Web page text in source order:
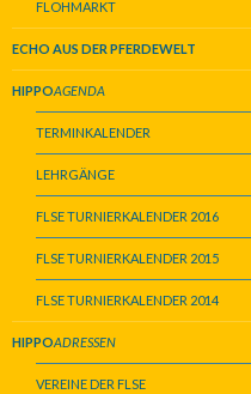
FLOHMARKT
ECHO AUS DER PFERDEWELT
HIPPOAGENDA
TERMINKALENDER
LEHRGÄNGE
FLSE TURNIERKALENDER 2016
FLSE TURNIERKALENDER 2015
FLSE TURNIERKALENDER 2014
HIPPOADRESSEN
VEREINE DER FLSE